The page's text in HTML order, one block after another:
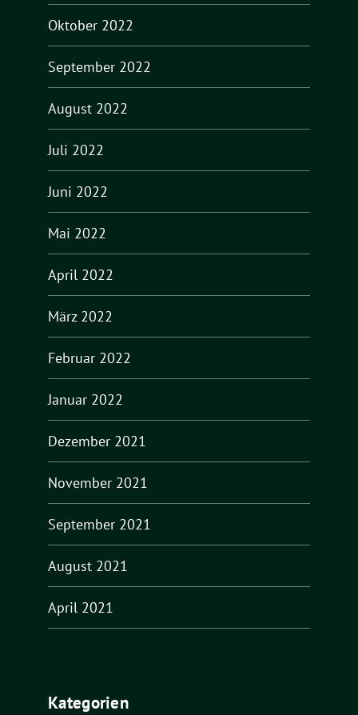
Oktober 2022
September 2022
August 2022
Juli 2022
Juni 2022
Mai 2022
April 2022
März 2022
Februar 2022
Januar 2022
Dezember 2021
November 2021
September 2021
August 2021
April 2021
Kategorien